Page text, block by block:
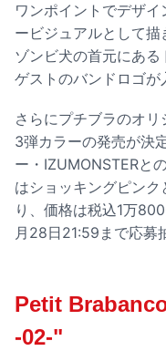
ワンポイントでデザ
ービジュアルとして描
ゾンビ犬の首元にあ
ゲストのバンドロゴが
さらにプチブラのオ
3弾カラーの発売が決
ー・IZUMONSTERと
はショッキングピン
り、価格は税込1万
月28日21:59まで応募
Petit
-02-"